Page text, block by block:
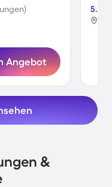
Angebot
5.0
&